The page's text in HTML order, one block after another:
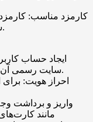
کارمزد مناسب:
سیستم‌های پرداخت آنلاین معمولاً کمتر است.
ایجاد حساب
سایت رسمی آن ثبت‌نام کرده و یک حساب کاربری ایجاد کنید.
احراز هویت: برای
واریز و برداشت
مانند